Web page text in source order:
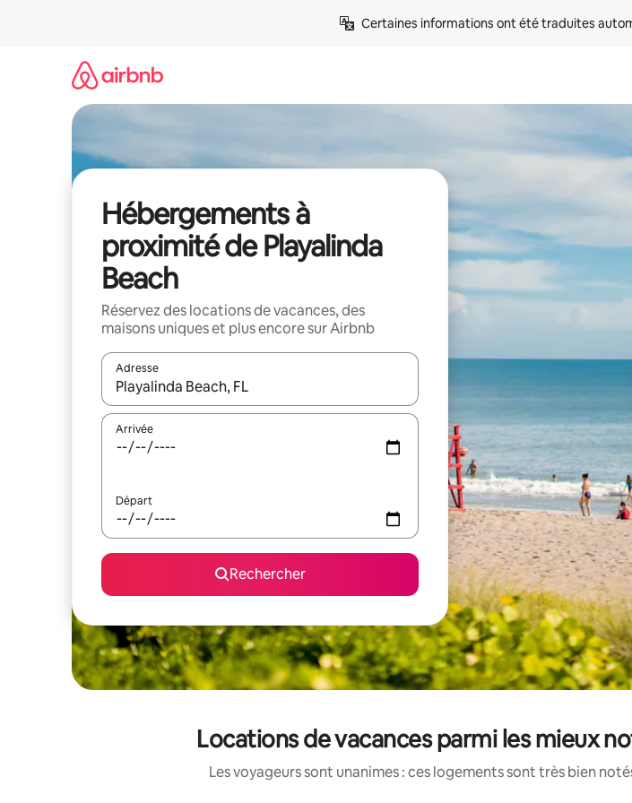
Certaines informations ont été traduites
Hébergements à
proximité de Playalinda
Beach
Réservez des locations de vacances, des
maisons uniques et plus encore sur Airbnb
Adresse
Lorsque les résultats s'affichent, utilisez les flèches vers le haut et vers le bas pour les
Arrivée
Départ
Rechercher
Locations de vacances parmi les mieux
Les voyageurs sont unanimes : ces logements sont très bien